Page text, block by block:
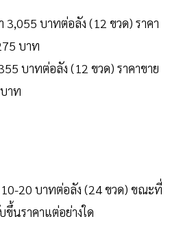
3,055 บาทต่อลัง (12 ขวด) ราคา
บาท
บาทต่อลัง (12 ขวด) ราคาขาย
าท
20 บาทต่อลัง (24 ขวด) ขณะที่
นราคาแต่อย่างใด